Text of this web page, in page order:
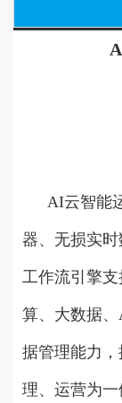
AI云智能
器、无损实
工作流引擎
算、大数据
据管理能力
理、运营为